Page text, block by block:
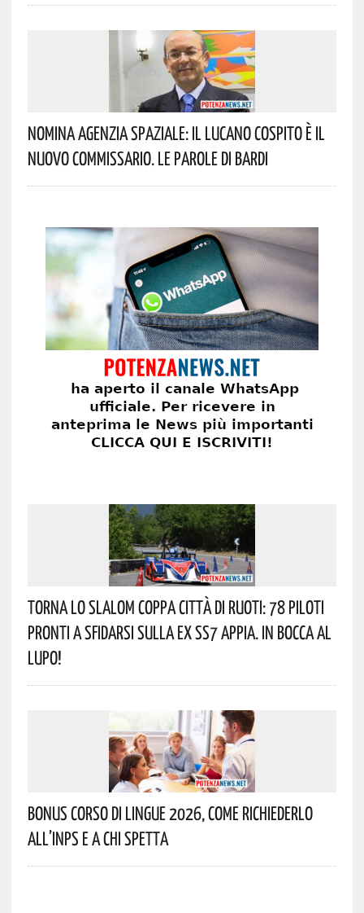
Nomina Agenzia Spaziale: Il Lucano Cospito È Il
Nuovo Commissario. Le Parole Di Bardi
Torna Lo Slalom Coppa Città Di Ruoti: 78 Piloti
Pronti A Sfidarsi Sulla Ex SS7 Appia. In Bocca Al
Lupo!
Bonus Corso Di Lingue 2026, Come Richiederlo
All’INPS E A Chi Spetta